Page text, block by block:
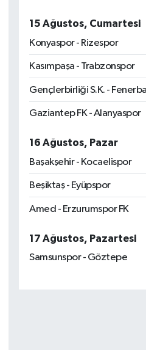
15 Ağustos, Cumartesi
Konyaspor - Rizespor
Kasımpaşa - Trabzonspor
Gençlerbirliği S.K. -
Gaziantep FK - Alanyaspor
16 Ağustos, Pazar
Başakşehir - Kocaelispor
Beşiktaş - Eyüpspor
Amed - Erzurumspor FK
17 Ağustos, Pazartesi
Samsunspor - Göztepe